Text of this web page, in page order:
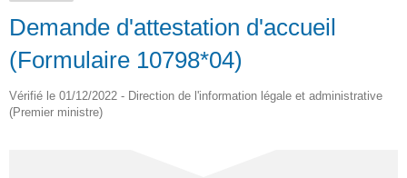
Demande d'attestation d'accueil
(Formulaire 10798*04)
Vérifié le 01/12/2022 - Direction de l'information légale et administrative
(Premier ministre)